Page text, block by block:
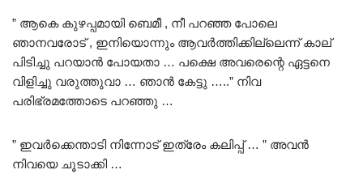
” ആകെ കുഴപ്പമായി ബെമീ , നീ പറഞ്ഞ പോലെ
ഞാനവരോട് , ഇനിയൊന്നും ആവർത്തിക്കില്ലെന്ന് കാല്
പിടിച്ചു പറയാൻ പോയതാ … പക്ഷെ അവരെന്റെ ഏട്ടനെ
വിളിച്ചു വരുത്തുവാ … ഞാൻ കേട്ടു …..” നിവ
പരിഭ്രമത്തോടെ പറഞ്ഞു …
” ഇവർക്കെന്താടി നിന്നോട് ഇത്രേം കലിപ്പ് … ” അവൻ
നിവയെ ചൂടാക്കി …